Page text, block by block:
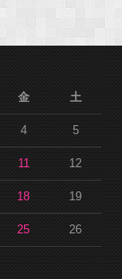
金 土
4 5
11 12
18 19
25 26